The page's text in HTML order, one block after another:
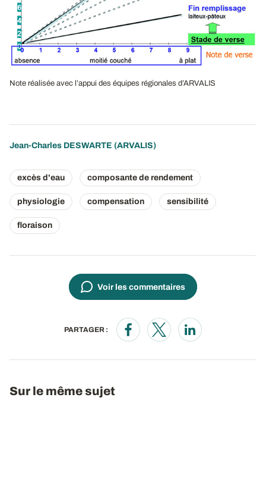
Note réalisée avec l’appui des équipes régionales d’ARVALIS
Jean-Charles DESWARTE (ARVALIS)
excès d'eau composante de rendement
physiologie compensation sensibilité
floraison
Voir les commentaires
PARTAGER :
Opens in a new window
Opens in a new window
Opens in a new
Sur le même sujet